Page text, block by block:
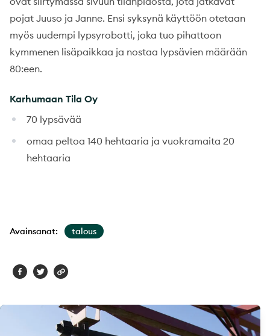
pojat Juuso ja Janne. Ensi syksynä käyttöön otetaan
myös uudempi lypsyrobotti, joka tuo pihattoon
kymmenen lisäpaikkaa ja nostaa lypsävien määrään
80:een.
Karhumaan Tila Oy
70 lypsävää
omaa peltoa 140 hehtaaria ja vuokramaita 20
hehtaaria
Avainsanat: talous